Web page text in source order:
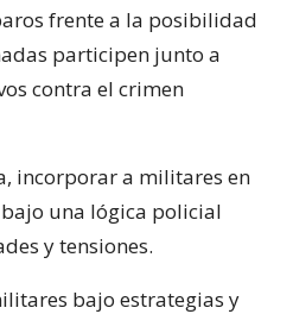
frente a la posibilidad
participen junto a
contra el crimen
incorporar a militares en
una lógica policial
y tensiones.
bajo estrategias y